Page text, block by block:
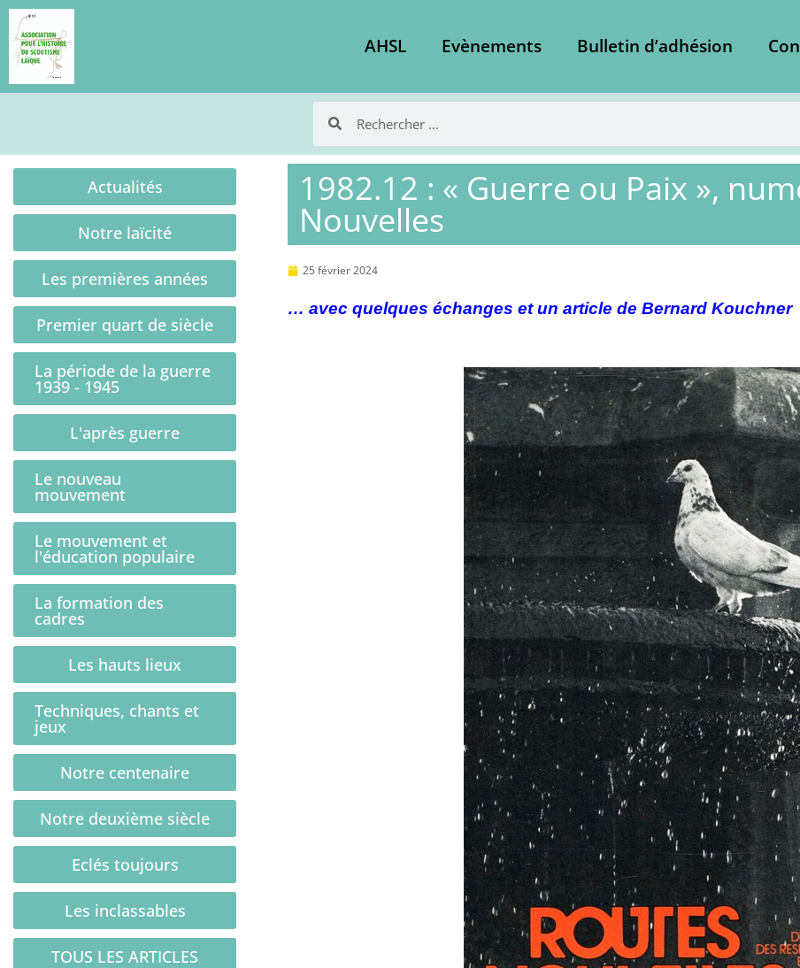
AHSL Evènements Bulletin d’adhésion
Actualités
Notre laïcité
Les premières années
Premier quart de siècle
La période de la guerre
1939 - 1945
L'après guerre
Le nouveau
mouvement
Le mouvement et
l'éducation populaire
La formation des
cadres
Les hauts lieux
Techniques, chants et
jeux
Notre centenaire
Notre deuxième siècle
Eclés toujours
Les inclassables
TOUS LES ARTICLES
1982.12 : « Guerre ou Paix »,
Nouvelles
25 février 2024
… avec quelques échanges et un article de Bernard Kouchner